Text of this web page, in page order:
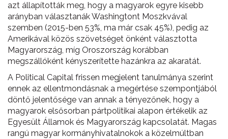
azt állapították meg, hogy a magyarok egyre kisebb
arányban választanák Washingtont Moszkvával
szemben (2015-ben 53%, ma már csak 45%), pedig az
Amerikával közös szövetséget önként választotta
Magyarország, míg Oroszország korábban
megszállóként kényszerítette hazánkra az akaratát.
A Political Capital frissen megjelent tanulmánya szerint
ennek az ellentmondásnak a megértése szempontjából
döntő jelentősége van annak a tényezőnek, hogy a
magyarok elsősorban pártpolitikai alapon értékelik az
Egyesült Államok és Magyarország kapcsolatát. Magas
rangú magyar kormányhivatalnokok a közelmúltban